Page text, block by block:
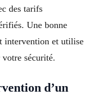
des tarifs
Une bonne
intervention et utilise
sécurité.
d’un